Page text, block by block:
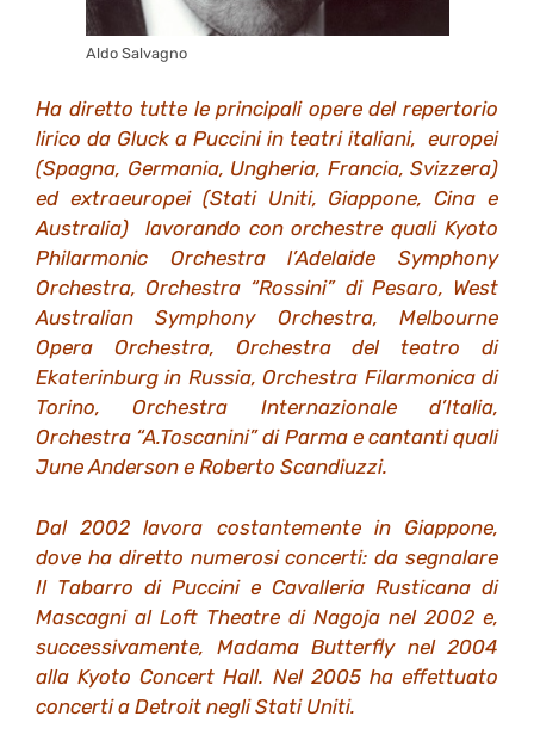
Aldo Salvagno
Ha diretto tutte le principali opere del repertorio
lirico da Gluck a Puccini in teatri italiani, europei
(Spagna, Germania, Ungheria, Francia, Svizzera)
ed extraeuropei (Stati Uniti, Giappone, Cina e
Australia) lavorando con orchestre quali Kyoto
Philarmonic Orchestra l’Adelaide Symphony
Orchestra, Orchestra “Rossini” di Pesaro, West
Australian Symphony Orchestra, Melbourne
Opera Orchestra, Orchestra del teatro di
Ekaterinburg in Russia, Orchestra Filarmonica di
Torino, Orchestra Internazionale d’Italia,
Orchestra “A.Toscanini” di Parma e cantanti quali
June Anderson e Roberto Scandiuzzi.
Dal 2002 lavora costantemente in Giappone,
dove ha diretto numerosi concerti: da segnalare
Il Tabarro di Puccini e Cavalleria Rusticana di
Mascagni al Loft Theatre di Nagoja nel 2002 e,
successivamente, Madama Butterfly nel 2004
alla Kyoto Concert Hall. Nel 2005 ha effettuato
concerti a Detroit negli Stati Uniti.